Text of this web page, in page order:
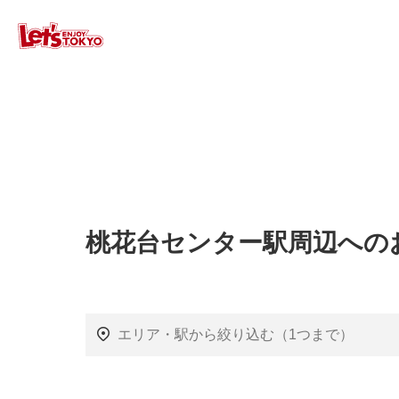
桃花台センター駅周辺へ